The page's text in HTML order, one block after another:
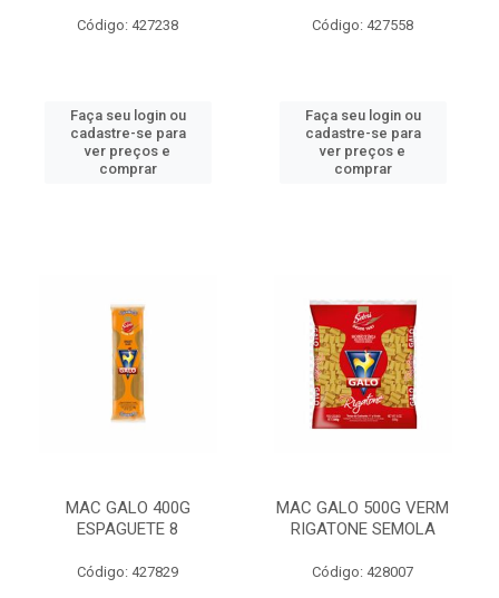
Código: 427238
Faça seu login ou
cadastre-se para
ver preços e
comprar
Código: 427558
Faça seu login ou
cadastre-se para
ver preços e
comprar
MAC GALO 400G
ESPAGUETE 8
Código: 427829
MAC GALO 500G VERM
RIGATONE SEMOLA
Código: 428007